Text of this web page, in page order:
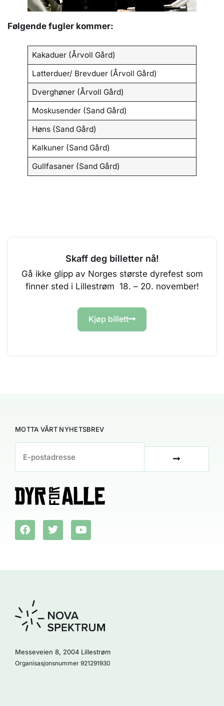
Følgende fugler kommer:
Kakaduer (Årvoll Gård)
Latterduer/ Brevduer (Årvoll Gård)
Dverghøner (Årvoll Gård)
Moskusender (Sand Gård)
Høns (Sand Gård)
Kalkuner (Sand Gård)
Gullfasaner (Sand Gård)
Skaff deg billetter nå!
Gå ikke glipp av Norges største dyrefest som
finner sted i Lillestrøm 18. – 20. november!
Kjøp billett
MOTTA VÅRT NYHETSBREV
Messeveien 8, 2004 Lillestrøm
Organisasjonsnummer 921291930